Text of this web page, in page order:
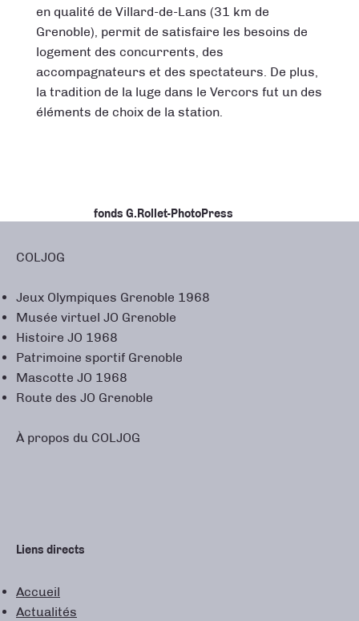
en qualité de Villard-de-Lans (31 km de
Grenoble), permit de satisfaire les besoins de
logement des concurrents, des
accompagnateurs et des spectateurs. De plus,
la tradition de la luge dans le Vercors fut un des
éléments de choix de la station.
fonds G.Rollet-PhotoPress
COLJOG
Jeux Olympiques Grenoble 1968
Musée virtuel JO Grenoble
Histoire JO 1968
Patrimoine sportif Grenoble
Mascotte JO 1968
Route des JO Grenoble
À propos du COLJOG
Liens directs
Accueil
Actualités